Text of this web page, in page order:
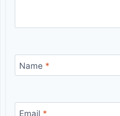
Name *
Email *